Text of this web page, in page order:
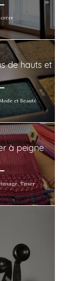
de hauts et
et Beauté
à peigne
Tisser